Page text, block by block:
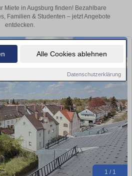
Alle Cookies ablehnen
Datenschutzerklärung
Miete in Augsburg finden! Bezahlbare
Familien & Studenten – jetzt Angebote
entdecken.
1 / 1